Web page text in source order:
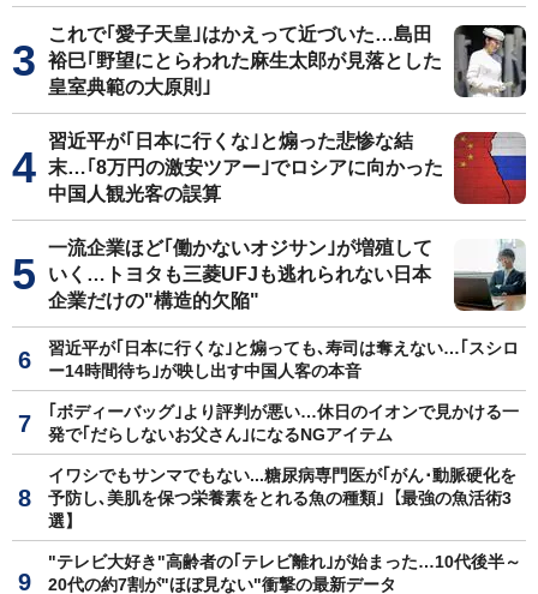
これで｢愛子天皇｣はかえって近づいた…島田
裕巳｢野望にとらわれた麻生太郎が見落とした
皇室典範の大原則｣
習近平が｢日本に行くな｣と煽った悲惨な結
末…｢8万円の激安ツアー｣でロシアに向かった
中国人観光客の誤算
一流企業ほど｢働かないオジサン｣が増殖して
いく…トヨタも三菱UFJも逃れられない日本
企業だけの"構造的欠陥"
習近平が｢日本に行くな｣と煽っても､寿司は奪えない…｢スシロ
ー14時間待ち｣が映し出す中国人客の本音
｢ボディーバッグ｣より評判が悪い…休日のイオンで見かける一
発で｢だらしないお父さん｣になるNGアイテム
イワシでもサンマでもない...糖尿病専門医が｢がん･動脈硬化を
予防し､美肌を保つ栄養素をとれる魚の種類｣【最強の魚活術3
選】
"テレビ大好き"高齢者の｢テレビ離れ｣が始まった…10代後半～
20代の約7割が"ほぼ見ない"衝撃の最新データ